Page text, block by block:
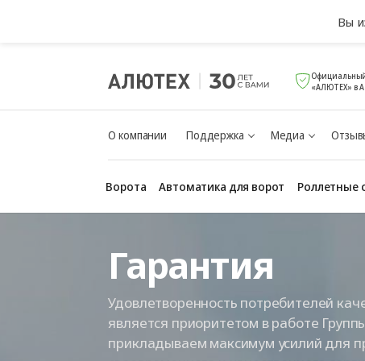
«АЛЮТЕХ» в
О компании Поддержка Медиа
Ворота Автоматика для ворот Роллетные
Гарантия
Удовлетворенность потребителей
является приоритетом в работе
прикладываем максимум усилий для
Вы